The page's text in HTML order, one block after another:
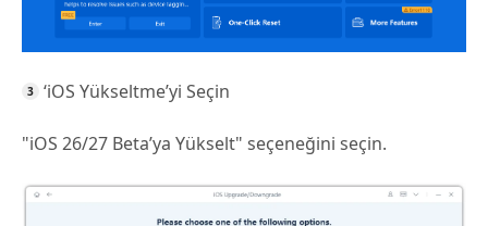
‘iOS Yükseltme’yi Seçin
"iOS 26/27 Beta’ya Yükselt" seçeneğini seçin.